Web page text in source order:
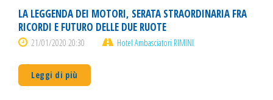
LA LEGGENDA DEI MOTORI, SERATA STRAORDINARIA FRA
RICORDI E FUTURO DELLE DUE RUOTE
21/01/2020 20:30 Hotel Ambasciatori RIMINI
Leggi di più